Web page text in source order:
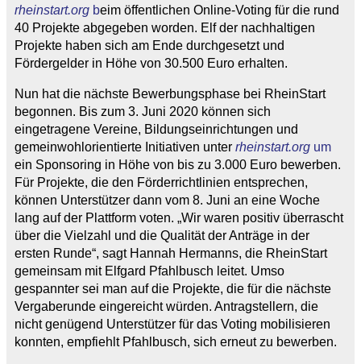
rheinstart.org beim öffentlichen Online-Voting für die rund
40 Projekte abgegeben worden. Elf der nachhaltigen
Projekte haben sich am Ende durchgesetzt und
Fördergelder in Höhe von 30.500 Euro erhalten.
Nun hat die nächste Bewerbungsphase bei RheinStart
begonnen. Bis zum 3. Juni 2020 können sich
eingetragene Vereine, Bildungseinrichtungen und
gemeinwohlorientierte Initiativen unter rheinstart.org um
ein Sponsoring in Höhe von bis zu 3.000 Euro bewerben.
Für Projekte, die den Förderrichtlinien entsprechen,
können Unterstützer dann vom 8. Juni an eine Woche
lang auf der Plattform voten. „Wir waren positiv überrascht
über die Vielzahl und die Qualität der Anträge in der
ersten Runde“, sagt Hannah Hermanns, die RheinStart
gemeinsam mit Elfgard Pfahlbusch leitet. Umso
gespannter sei man auf die Projekte, die für die nächste
Vergaberunde eingereicht würden. Antragstellern, die
nicht genügend Unterstützer für das Voting mobilisieren
konnten, empfiehlt Pfahlbusch, sich erneut zu bewerben.